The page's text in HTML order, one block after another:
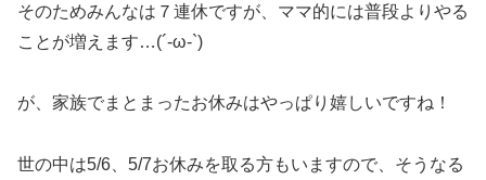
そのためみんなは７連休ですが、ママ的には普段よりやる
ことが増えます…(´-ω-`)
が、家族でまとまったお休みはやっぱり嬉しいですね！
世の中は5/6、5/7お休みを取る方もいますので、そうなる